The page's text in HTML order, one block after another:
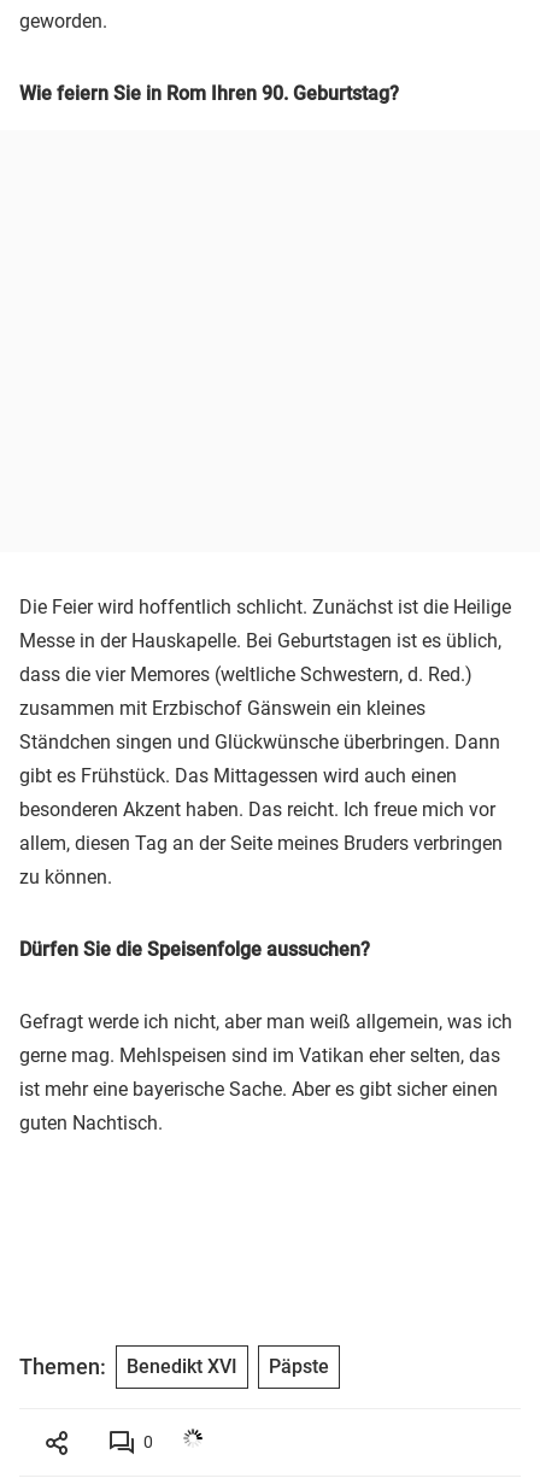
geworden.
Wie feiern Sie in Rom Ihren 90. Geburtstag?
Die Feier wird hoffentlich schlicht. Zunächst ist die Heilige
Messe in der Hauskapelle. Bei Geburtstagen ist es üblich,
dass die vier Memores (weltliche Schwestern, d. Red.)
zusammen mit Erzbischof Gänswein ein kleines
Ständchen singen und Glückwünsche überbringen. Dann
gibt es Frühstück. Das Mittagessen wird auch einen
besonderen Akzent haben. Das reicht. Ich freue mich vor
allem, diesen Tag an der Seite meines Bruders verbringen
zu können.
Dürfen Sie die Speisenfolge aussuchen?
Gefragt werde ich nicht, aber man weiß allgemein, was ich
gerne mag. Mehlspeisen sind im Vatikan eher selten, das
ist mehr eine bayerische Sache. Aber es gibt sicher einen
guten Nachtisch.
Themen: Benedikt XVI Päpste
0